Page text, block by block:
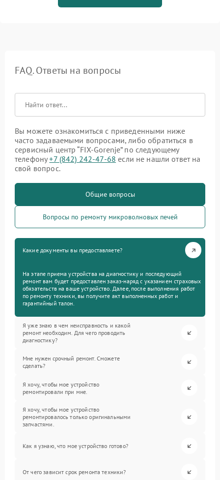
FAQ. Ответы на вопросы
Вы можете ознакомиться с приведенными ниже
часто задаваемыми вопросами, либо обратиться в
сервисный центр “FIX-Gorenje” по следующему
телефону+7 (842) 242-47-68 если не нашли ответ на
свой вопрос.
Общие вопросы
Вопросы по ремонту микроволновых печей
Какие документы вы предоставляете?
На этапе приема устройства на диагностику и последующий
ремонт вам будет предоставлен заказ-наряд с указанием страховых
обязательств на ваше устройство. Далее, после выполнения работ
по ремонту техники, вы получите акт выполненных работ и
гарантийный талон.
Я уже знаю в чем неисправность и какой
ремонт необходим. Для чего проводить
диагностику?
Мне нужен срочный ремонт. Сможете
сделать?
Я хочу, чтобы мое устройство
ремонтировали при мне.
Я хочу, чтобы мое устройство
ремонтировалось только оригинальными
запчастями.
Как я узнаю, что мое устройство готово?
От чего зависит срок ремонта техники?